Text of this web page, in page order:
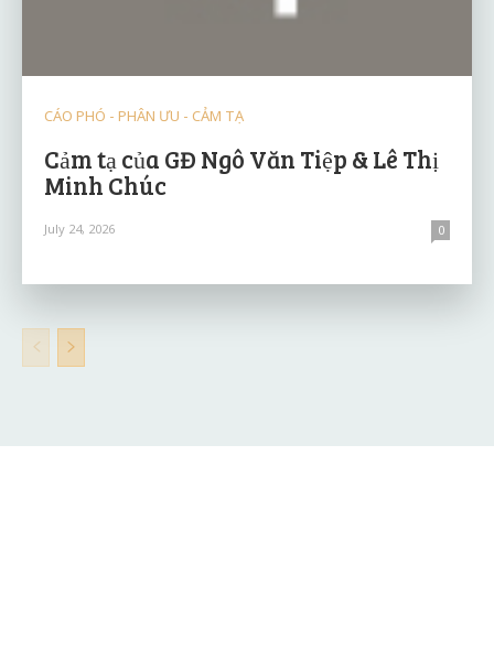
CÁO PHÓ - PHÂN ƯU - CẢM TẠ
Cảm tạ của GĐ Ngô Văn Tiệp & Lê Thị
Minh Chúc
July 24, 2026 0